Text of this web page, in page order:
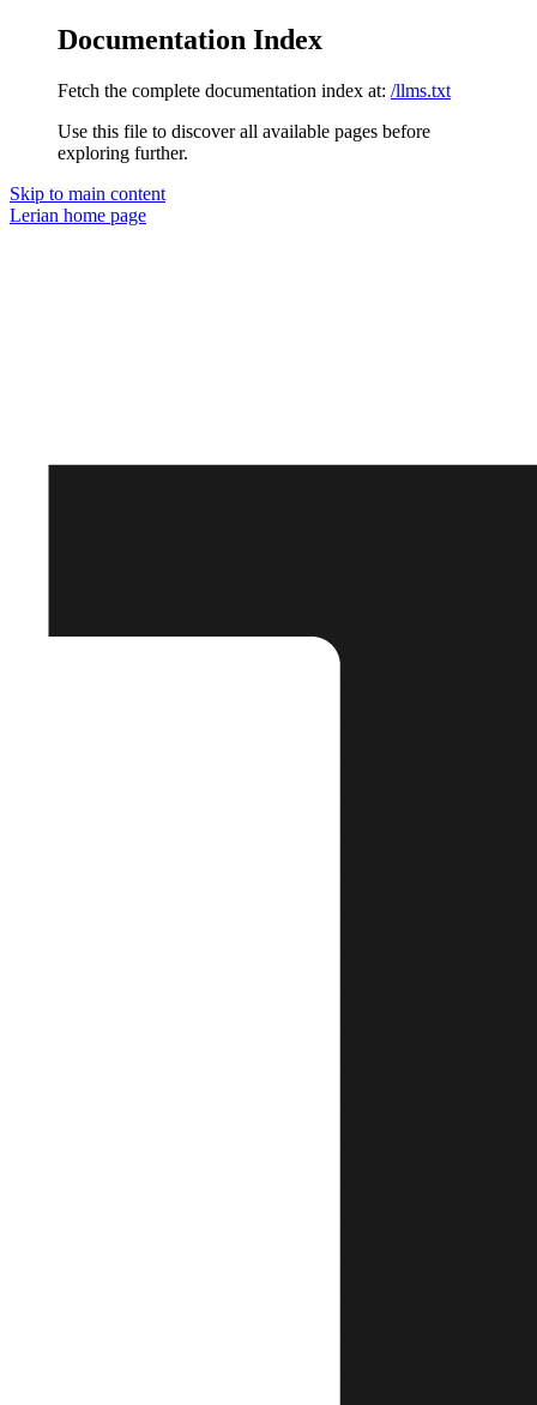
Documentation Index
Fetch the complete documentation index at: /llms.txt
Use this file to discover all available pages before
exploring further.
Skip to main content
Lerian home page